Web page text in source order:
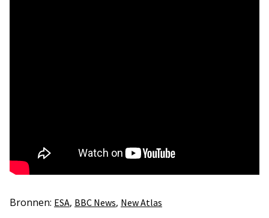
Bronnen: ESA, BBC News, New Atlas